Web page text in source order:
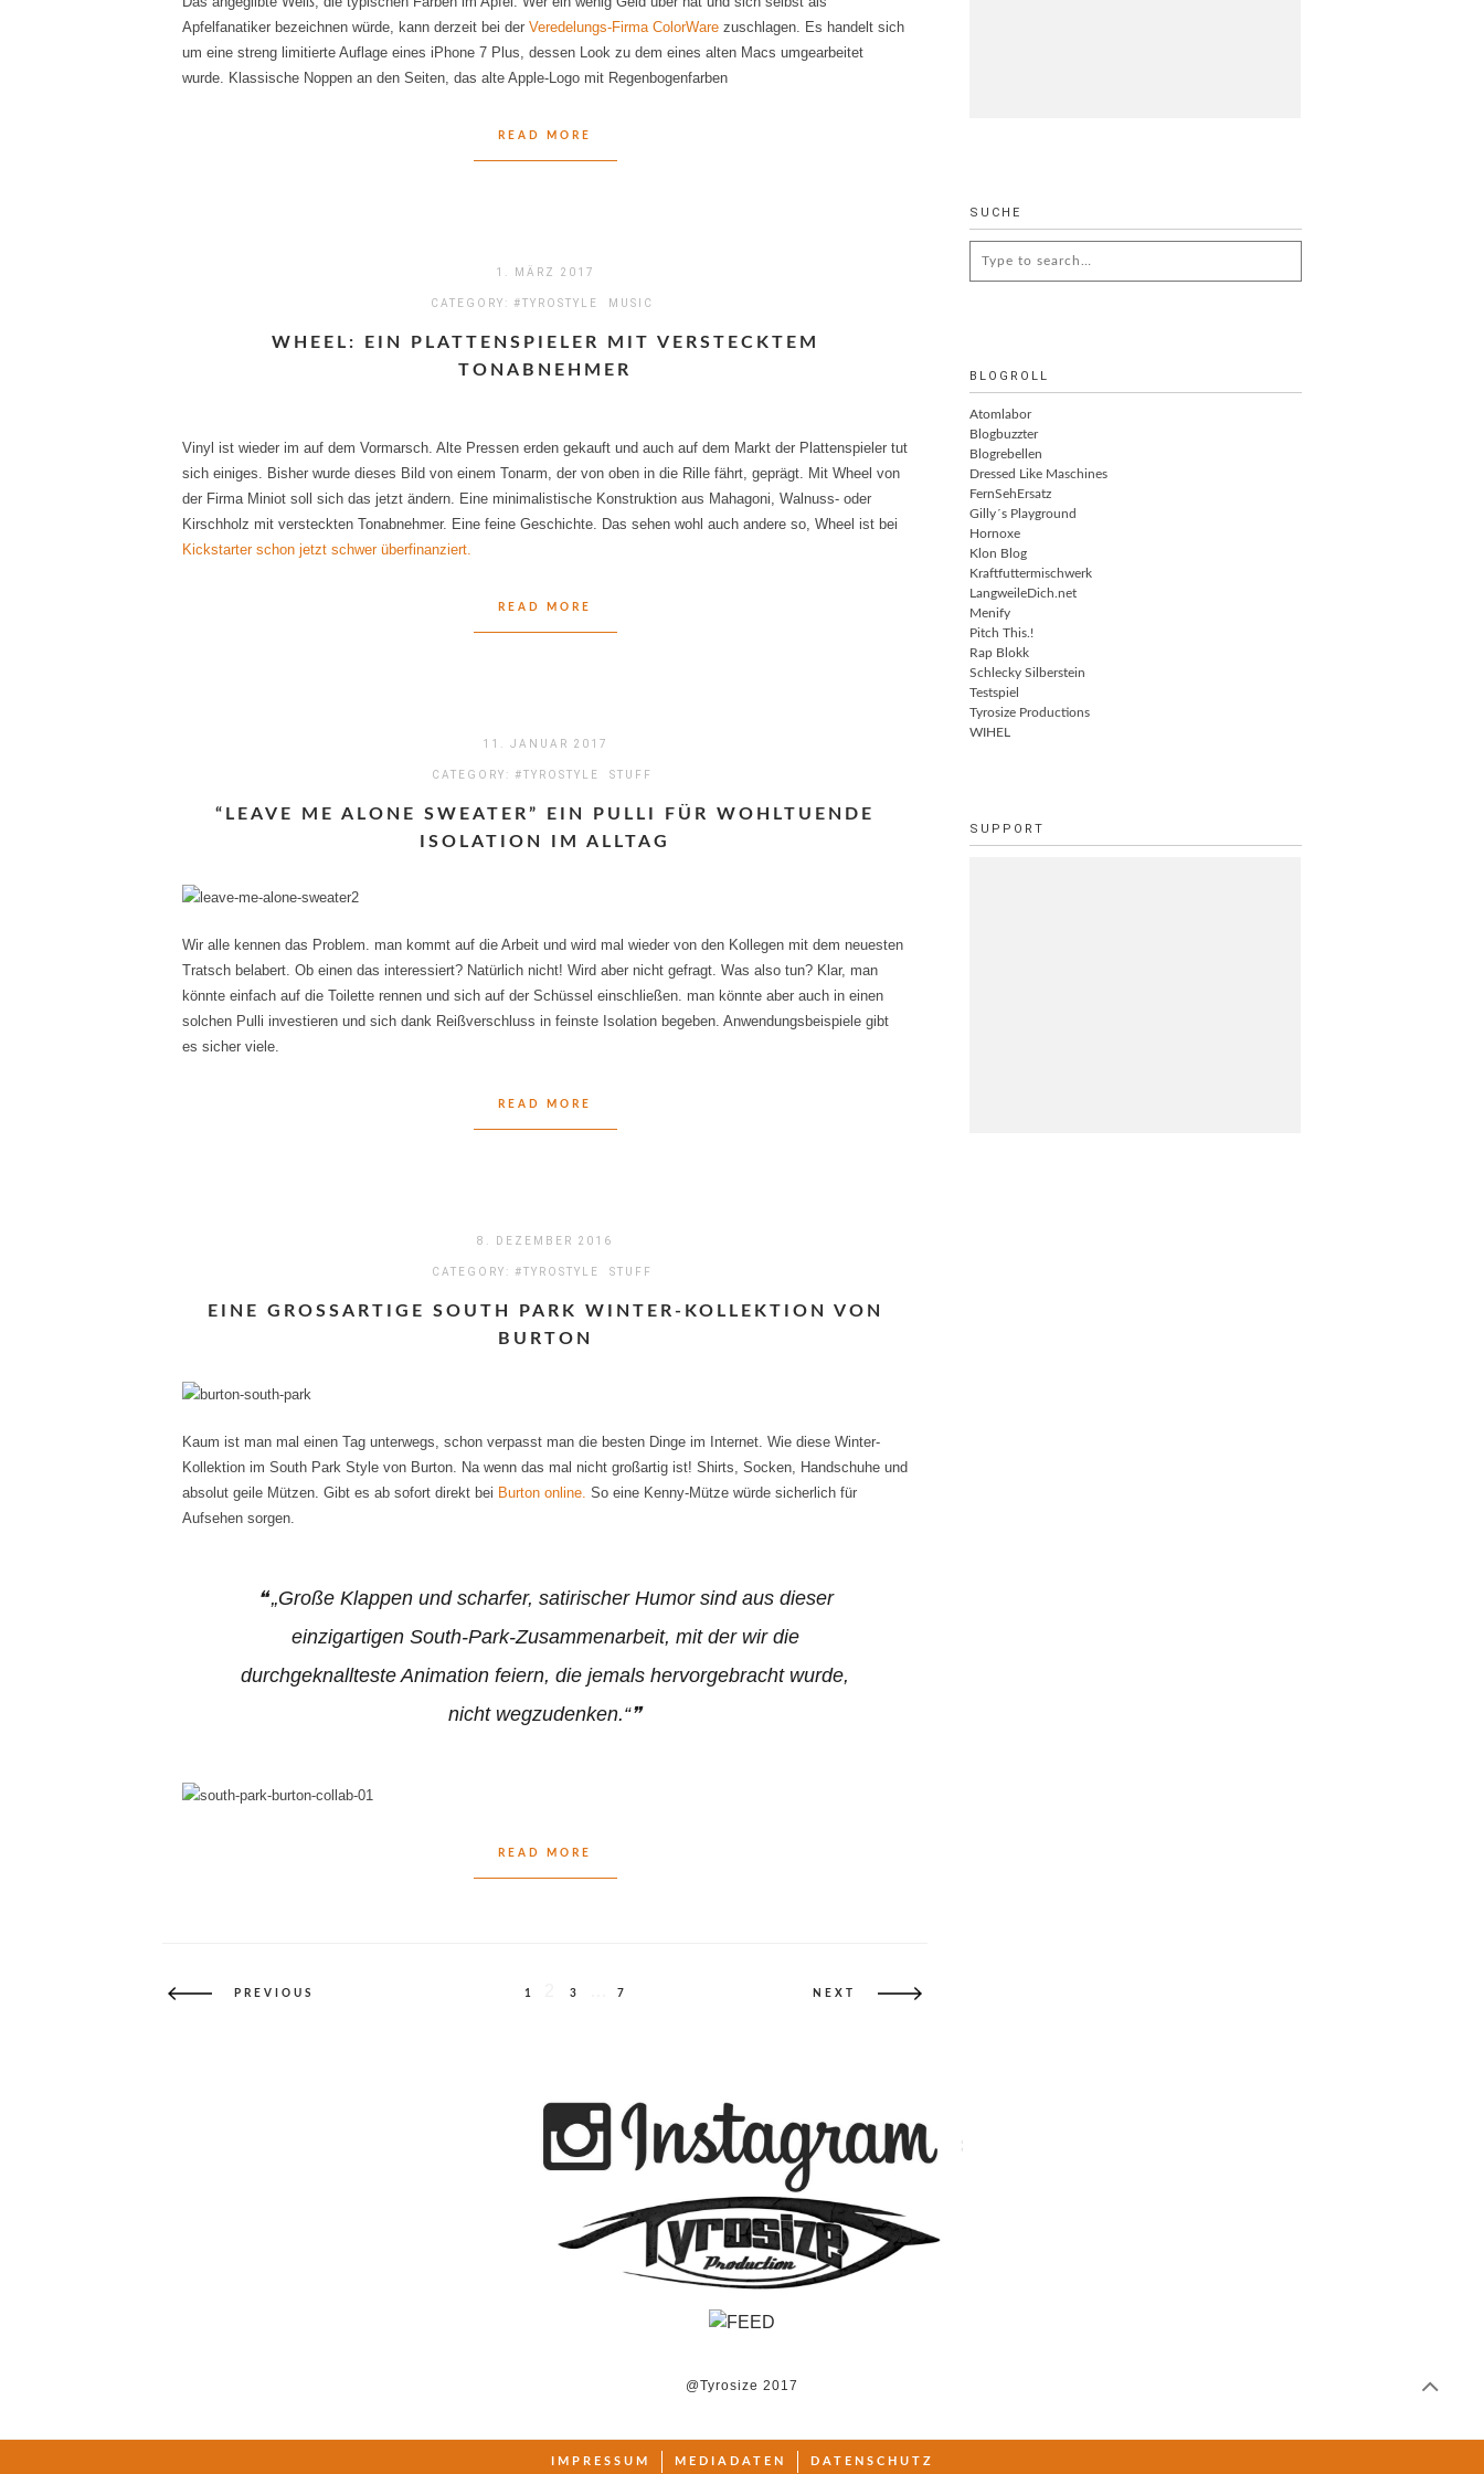
Apfelfanatiker bezeichnen würde, kann derzeit bei der Veredelungs-Firma ColorWare zuschlagen. Es handelt sich
um eine streng limitierte Auflage eines iPhone 7 Plus, dessen Look zu dem eines alten Macs umgearbeitet
wurde. Klassische Noppen an den Seiten, das alte Apple-Logo mit Regenbogenfarben
READ MORE
1. MÄRZ 2017
CATEGORY: #TYROSTYLE MUSIC
WHEEL: EIN PLATTENSPIELER MIT VERSTECKTEM
TONABNEHMER
Vinyl ist wieder im auf dem Vormarsch. Alte Pressen erden gekauft und auch auf dem Markt der Plattenspieler tut
sich einiges. Bisher wurde dieses Bild von einem Tonarm, der von oben in die Rille fährt, geprägt. Mit Wheel von
der Firma Miniot soll sich das jetzt ändern. Eine minimalistische Konstruktion aus Mahagoni, Walnuss- oder
Kirschholz mit versteckten Tonabnehmer. Eine feine Geschichte. Das sehen wohl auch andere so, Wheel ist bei
Kickstarter schon jetzt schwer überfinanziert.
READ MORE
11. JANUAR 2017
CATEGORY: #TYROSTYLE STUFF
“LEAVE ME ALONE SWEATER” EIN PULLI FÜR WOHLTUENDE
ISOLATION IM ALLTAG
Wir alle kennen das Problem. man kommt auf die Arbeit und wird mal wieder von den Kollegen mit dem neuesten
Tratsch belabert. Ob einen das interessiert? Natürlich nicht! Wird aber nicht gefragt. Was also tun? Klar, man
könnte einfach auf die Toilette rennen und sich auf der Schüssel einschließen. man könnte aber auch in einen
solchen Pulli investieren und sich dank Reißverschluss in feinste Isolation begeben. Anwendungsbeispiele gibt
es sicher viele.
READ MORE
8. DEZEMBER 2016
CATEGORY: #TYROSTYLE STUFF
EINE GROSSARTIGE SOUTH PARK WINTER-KOLLEKTION VON B
URTON
Kaum ist man mal einen Tag unterwegs, schon verpasst man die besten Dinge im Internet. Wie diese Winter-
Kollektion im South Park Style von Burton. Na wenn das mal nicht großartig ist! Shirts, Socken, Handschuhe und
absolut geile Mützen. Gibt es ab sofort direkt bei Burton online. So eine Kenny-Mütze würde sicherlich für
Aufsehen sorgen.
„Große Klappen und scharfer, satirischer Humor sind aus dieser
einzigartigen South-Park-Zusammenarbeit, mit der wir die
durchgeknallteste Animation feiern, die jemals hervorgebracht wurde,
nicht wegzudenken.“
READ MORE
PREVIOUS Beitragsnavigation
1 3 7 NEXT
SUCHE
for:
BLOGROLL
Atomlabor
Blogbuzzter
Blogrebellen
Dressed Like Maschines
FernSehErsatz
Gilly´s Playground
Hornoxe
Klon Blog
Kraftfuttermischwerk
LangweileDich.net
Menify
Pitch This.!
Rap Blokk
Schlecky Silberstein
Testspiel
Tyrosize Productions
WIHEL
SUPPORT
@Tyrosize 2017
IMPRESSUM MEDIADATEN DATENSCHUTZ